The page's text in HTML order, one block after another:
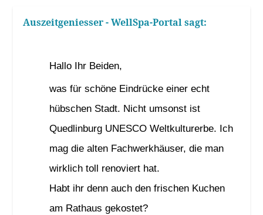
Auszeitgeniesser - WellSpa-Portal sagt:
Hallo Ihr Beiden,
was für schöne Eindrücke einer echt
hübschen Stadt. Nicht umsonst ist
Quedlinburg UNESCO Weltkulturerbe. Ich
mag die alten Fachwerkhäuser, die man
wirklich toll renoviert hat.
Habt ihr denn auch den frischen Kuchen
am Rathaus gekostet?